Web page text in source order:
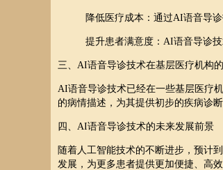
降低医疗成本：通过AI语音导
提升患者满意度：AI语音导诊
三、AI语音导诊技术在基层医疗机构
AI语音导诊技术已经在一些基层医疗
的病情描述，为其提供初步的疾病诊
四、AI语音导诊技术的未来发展前景
随着人工智能技术的不断进步，预计
发展，为更多患者提供更加便捷、高